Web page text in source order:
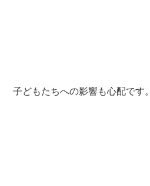
子どもたちへの影響も心配です。